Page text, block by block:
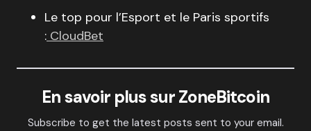
Le top pour l’Esport et le Paris sportifs
: CloudBet
En savoir plus sur ZoneBitcoin
Subscribe to get the latest posts sent to your email.